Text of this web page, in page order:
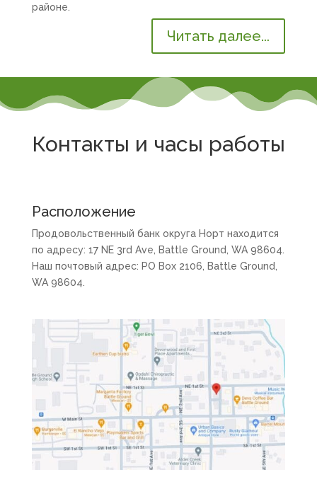
районе.
Читать далее...
Контакты и часы работы
Расположение
Продовольственный банк округа Норт находится
по адресу: 17 NE 3rd Ave, Battle Ground, WA 98604.
Наш почтовый адрес: PO Box 2106, Battle Ground,
WA 98604.